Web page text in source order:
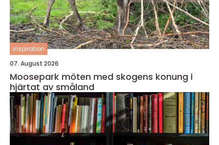
inspiration
07. August 2026
Moosepark möten med skogens konung i
hjärtat av småland